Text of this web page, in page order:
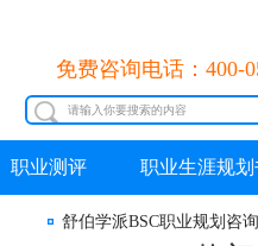
免费咨询电话：400-
职业测评 职业生涯规划
舒伯学派BSC职业规划咨